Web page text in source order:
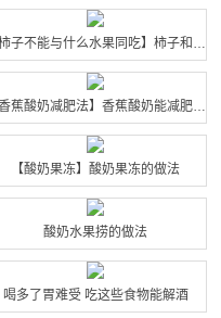
【柿子不能与什么水果同吃】柿子和酸奶能一起吃吗_柿子怎么做成柿饼
【香蕉酸奶减肥法】香蕉酸奶能减肥吗_香蕉酸奶怎么做好吃
【酸奶果冻】酸奶果冻的做法
酸奶水果捞的做法
喝多了胃难受 吃这些食物能解酒